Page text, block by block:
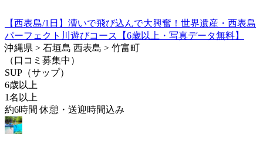
【西表島/1日】漕いで飛び込んで大興奮！世界遺産・西表島
パーフェクト川遊びコース【6歳以上・写真データ無料】
沖縄県 > 石垣島 西表島 > 竹富町
（口コミ募集中）
SUP（サップ）
6歳以上
1名以上
約6時間 休憩・送迎時間込み